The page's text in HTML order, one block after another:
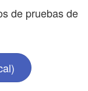
de pruebas de